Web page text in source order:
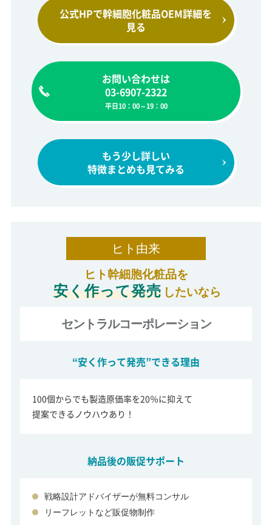
ヒト由来
ヒト幹細胞化粧品を
安く作って発売 したいなら
セントラルコーポレーション
“安く作って発売”できる理由
100個からでも製造原価率を20％に抑えて
提案できるノウハウあり！
納品後の販促サポート
戦略設計アドバイザーが無料コンサル
リーフレットなど販促物制作
公式HPで幹細胞化粧品OEM詳細を
見る
お問い合わせは
03-6907-2322
平日10：00～19：00
もう少し詳しい
特徴まとめも見てみる